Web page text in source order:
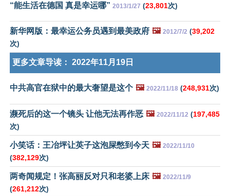
“能生活在德国 真是幸运哪” 2013/1/27 (23,801次)
新华网版：最幸运公务员遇到最美政府 🖼️ 2012/7/2 (39,202
次)
更多文章导读： 2022年11月19日
中共高官在狱中的最大奢望是这个 🖼️ 2022/11/18 (248,931次)
濒死后的这一个镜头 让他无法再作恶 🖼️ 2022/11/12 (197,485
次)
小笑话：王冶坪让英子这泡屎憋到今天 🖼️ 2022/11/10
(382,129次)
两奇闻规定！张高丽反对只和老婆上床 🖼️ 2022/11/9
(261,212次)